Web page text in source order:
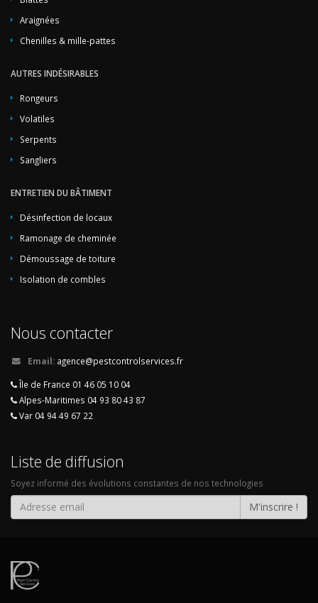
Araignées
Chenilles & mille-pattes
AUTRES INDÉSIRABLES
Rongeurs
Volatiles
Serpents
Sangliers
ENTRETIEN DU BÂTIMENT
Désinfection de locaux
Ramonage de cheminée
Démoussage de toiture
Isolation de combles
Nous contacter
Email: agence@pestcontrolservices.fr
Île de France 01 46 05 10 04
Alpes-Maritimes 04 93 80 43 87
Var 04 94 49 67 22
Liste de diffusion
Soyez informé des évolutions constantes de nos technologies
M'inscrire !